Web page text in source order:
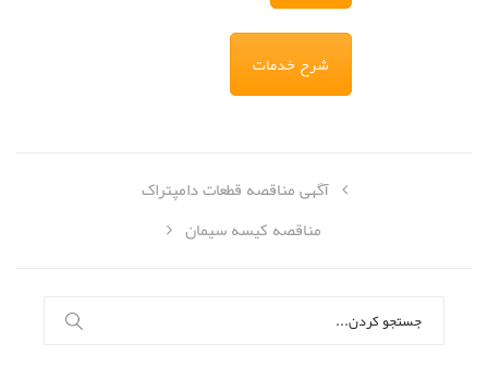
شرح خدمات
آگهی مناقصه قطعات دامپتراک
مناقصه کیسه سیمان
برای: